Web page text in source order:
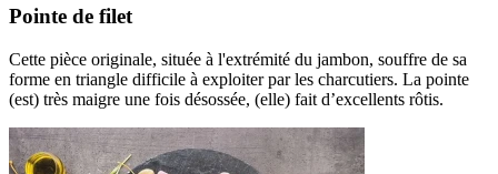
Pointe de filet
Cette pièce originale, située à l'extrémité du jambon, souffre de sa
forme en triangle difficile à exploiter par les charcutiers. La pointe
(est) très maigre une fois désossée, (elle) fait d’excellents rôtis.